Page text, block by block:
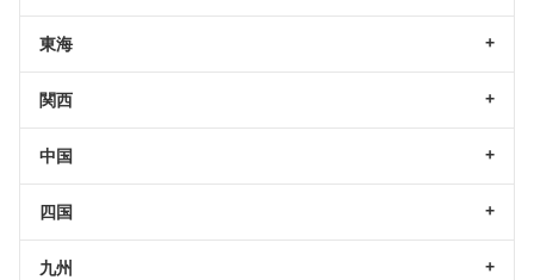
東海
関西
中国
四国
九州